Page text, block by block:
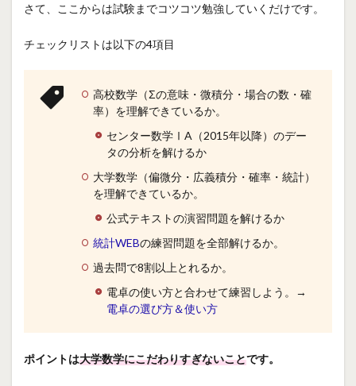
さて、ここからは試験までコツコツ勉強していくだけです。
チェックリストは以下の4項目
高校数学（Σの意味・微積分・場合の数・確
率）を理解できているか。
センター数学ⅠA（2015年以降）のデー
タの分析を解けるか
大学数学（偏微分・広義積分・確率・統計）
を理解できているか。
公式テキストの演習問題を解けるか
統計WEBの練習問題を全部解けるか。
過去問で8割以上とれるか。
電卓の使い方と合わせて練習しよう。→
電卓の選び方＆使い方
ポイントは大学数学にこだわりすぎないことです。